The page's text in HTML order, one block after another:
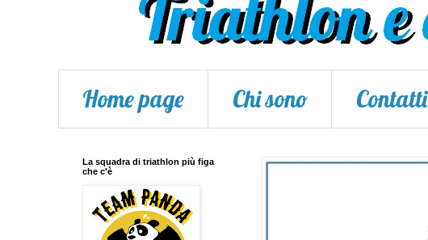
Home page Chi sono Contatti
La squadra di triathlon più figa
che c'è